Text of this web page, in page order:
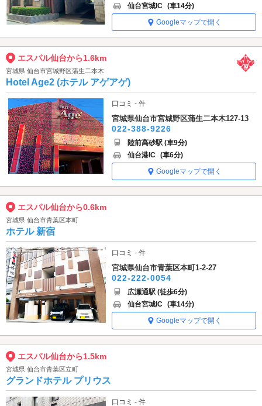
仙台宮城IC (車14分)
Googleマップで開く
エスパル仙台から1.6km
宮城県 仙台市宮城野区蒲生二本木
Hotel Age2 (ホテル アゲアゲ)
口コミ - 件
宮城県仙台市宮城野区蒲生二本木127-13
022-388-9226
陸前高砂駅 (車9分)
仙台港IC (車6分)
Googleマップで開く
エスパル仙台から0.6km
宮城県 仙台市青葉区本町
ホテル 新宿
口コミ - 件
宮城県仙台市青葉区本町1-2-27
022-222-0054
広瀬通駅 (徒歩6分)
仙台宮城IC (車14分)
Googleマップで開く
エスパル仙台から1.5km
宮城県 仙台市青葉区立町
グランドホテル プリウス
口コミ - 件